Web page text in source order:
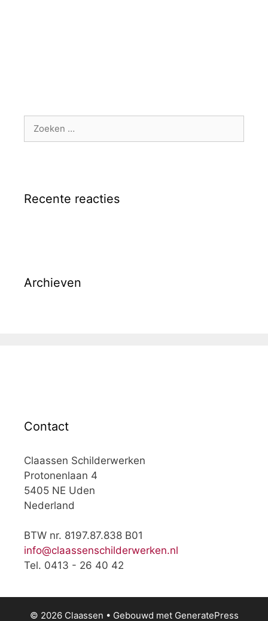
Zoek
Recente reacties
Archieven
Contact
Claassen Schilderwerken
Protonenlaan 4
5405 NE Uden
Nederland
BTW nr. 8197.87.838 B01
info@claassenschilderwerken.nl
Tel. 0413 - 26 40 42
© 2026 Claassen • Gebouwd met GeneratePress